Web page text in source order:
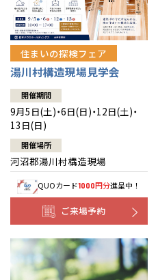
住まいの探検フェア
湯川村構造現場見学会
開催期間
9月5日(土)・6日(日)・12日(土)・
13日(日)
開催場所
河沼郡湯川村構造現場
QUOカード1000円分進呈中！
ご来場予約